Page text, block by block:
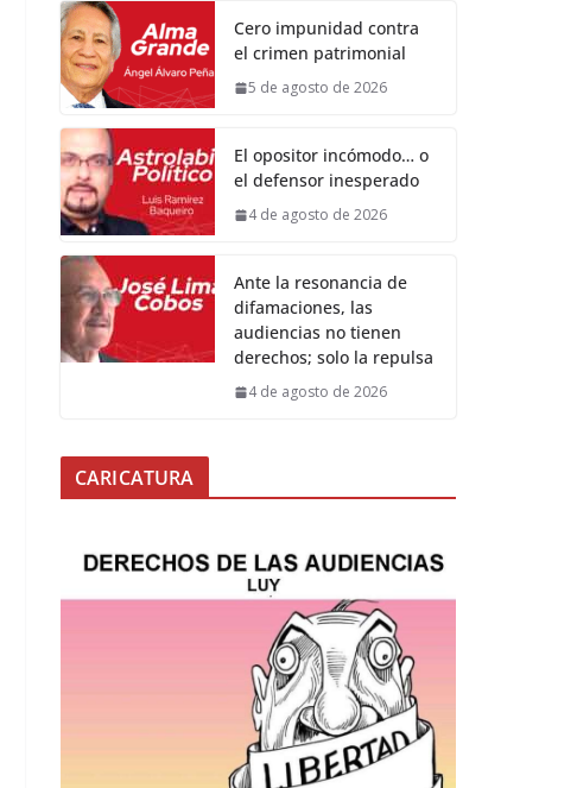
Cero impunidad contra
el crimen patrimonial
5 de agosto de 2026
El opositor incómodo… o
el defensor inesperado
4 de agosto de 2026
Ante la resonancia de
difamaciones, las
audiencias no tienen
derechos; solo la repulsa
4 de agosto de 2026
CARICATURA